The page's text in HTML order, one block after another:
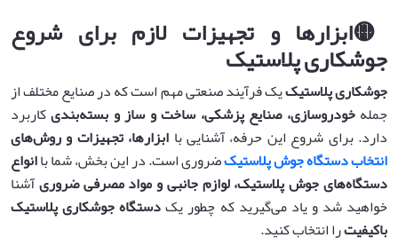
🟡ابزارها و تجهیزات لازم برای شروع
جوشکاری پلاستیک
جوشکاری پلاستیکیک فرآیند صنعتی مهم است که در صنایع مختلف از
جملهخودروسازی، صنایع پزشکی، ساخت و ساز و بسته‌بندیکاربرد
دارد. برای شروع این حرفه، آشنایی با ابزارها، تجهیزات و روش‌های
انتخاب دستگاه جوش پلاستیکضروری است. در این بخش، شما باانواع
دستگاه‌های جوش پلاستیک، لوازم جانبی و مواد مصرفی ضروریآشنا
خواهید شد و یاد می‌گیرید که چطور یکدستگاه جوشکاری پلاستیک
باکیفیترا انتخاب کنید.